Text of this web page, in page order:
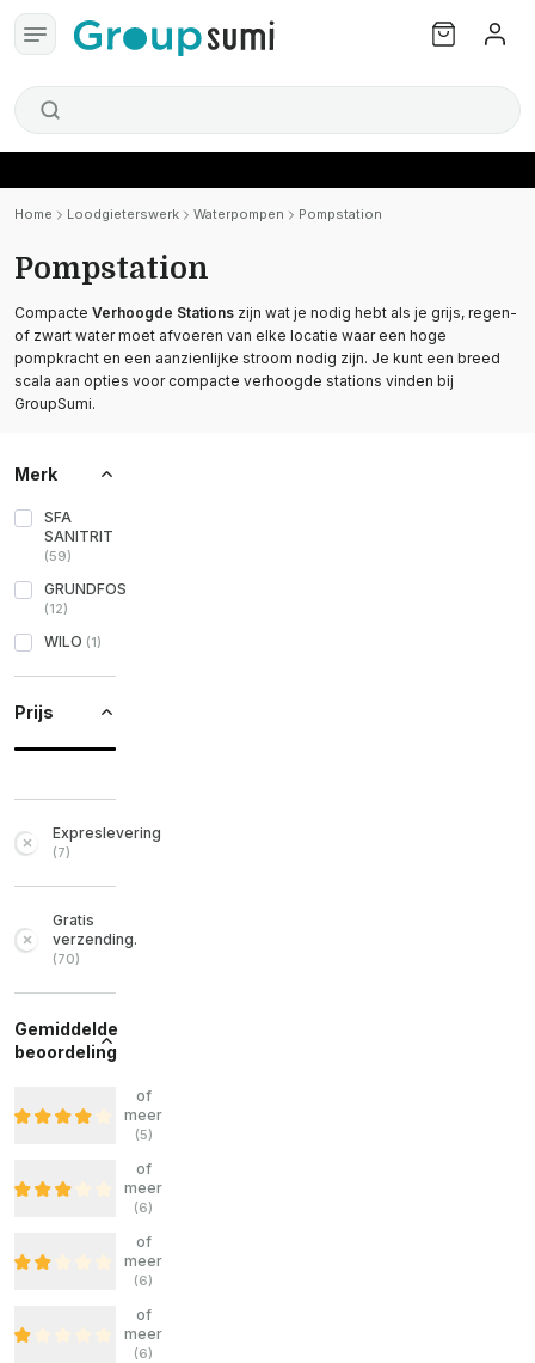
Home Loodgieterswerk Waterpompen Pompstation
Pompstation
Compacte Verhoogde Stations zijn wat je nodig hebt als je grijs, regen-
of zwart water moet afvoeren van elke locatie waar een hoge
pompkracht en een aanzienlijke stroom nodig zijn. Je kunt een breed
scala aan opties voor compacte verhoogde stations vinden bij
GroupSumi.
Merk
SFA
SANITRIT
(59)
GRUNDFOS
(12)
WILO (1)
Prijs
Expreslevering
(7)
Gratis
verzending.
(70)
Gemiddelde
beoordeling
of
meer
(5)
of
meer
(6)
of
meer
(6)
of
meer
(6)